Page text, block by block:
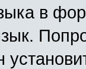
в